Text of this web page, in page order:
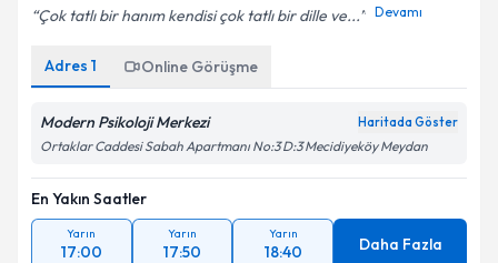
Çok tatlı bir hanım kendisi çok tatlı bir dille ve... Devamı
Adres 1 Online Görüşme
Modern Psikoloji Merkezi Haritada Göster
Ortaklar Caddesi Sabah Apartmanı No:3 D:3 Mecidiyeköy Meydan
En Yakın Saatler
Yarın
17:00
Yarın
17:50
Yarın
18:40 Daha Fazla